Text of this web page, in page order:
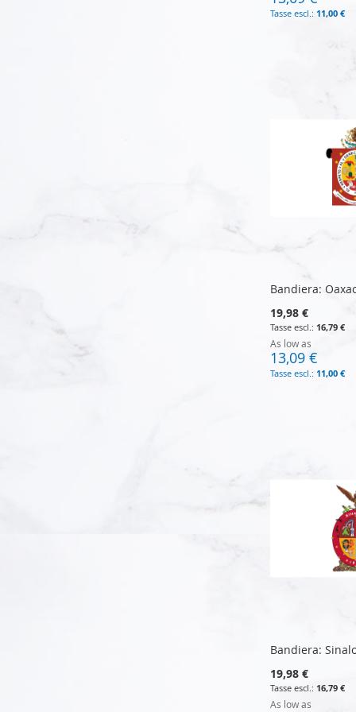
11,00 €
Bandiera:
19,98 €
16,79 €
As low as
13,09 €
11,00 €
Bandiera:
19,98 €
16,79 €
As low as